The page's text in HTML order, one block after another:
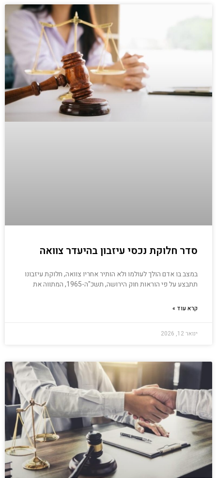
סדר חלוקת נכסי עיזבון בהיעדר צוואה
במצב בו אדם הולך לעולמו ולא הותיר אחריו צוואה, חלוקת עיזבונו
תתבצע על פי הוראות חוק הירושה, תשכ"ה-1965, המתווה את
קרא עוד »
ינואר 12, 2026